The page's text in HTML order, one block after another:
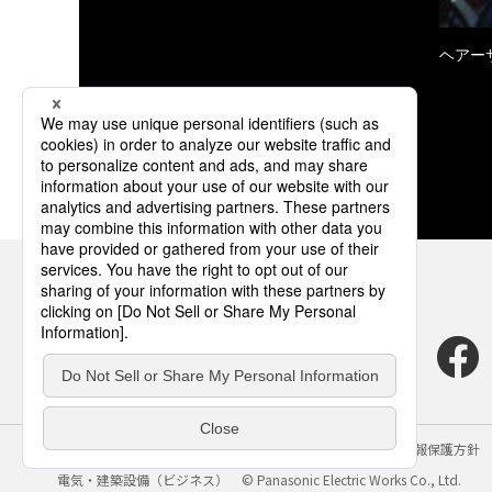
ヘア
サイトのご利用にあたって クッキーポリシー
個人情報保護方針
電気・建築設備（ビジネス）
© Panasonic Electric Works Co., Ltd.